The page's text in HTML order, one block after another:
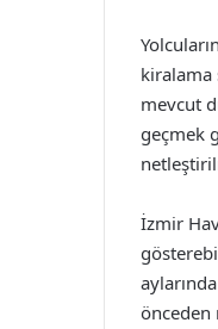
kiralama
mevcut
geçmek
İzmir
önceden